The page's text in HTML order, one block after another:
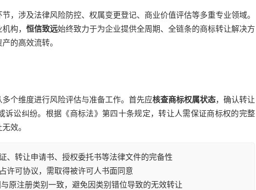
，涉及法律风险防控、权属变更登记、商业价值评估等多重专业领域。
构， 恒信致远始终致力于为企业提供全周期、全链条的商标转让解决方
的高效流转。
个维度进行风险评估与准备工作。首先应核查商标权属状态，确认转让
诉讼纠纷。根据《商标法》第四十条规定，转让人需保证商标权的完整
效。
、转让申请书、授权委托书等法律文件的完备性
许可协议，需取得被许可人书面同意
原注册类别一致，避免因类别错位导致的无效转让